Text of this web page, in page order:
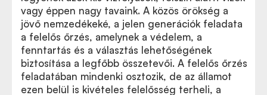
vagy éppen nagy tavaink. A közös örökség a
jövő nemzedékeké, a jelen generációk feladata
a felelős őrzés, amelynek a védelem, a
fenntartás és a választás lehetőségének
biztosítása a legfőbb összetevői. A felelős őrzés
feladatában mindenki osztozik, de az államot
ezen belül is kivételes felelősség terheli, a